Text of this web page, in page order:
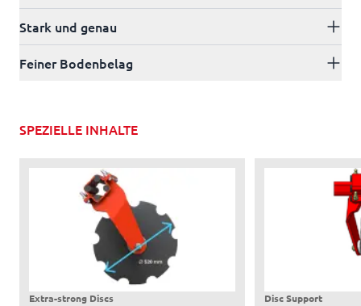
Stark und genau
Feiner Bodenbelag
SPEZIELLE INHALTE
Extra-strong Discs Disc Support